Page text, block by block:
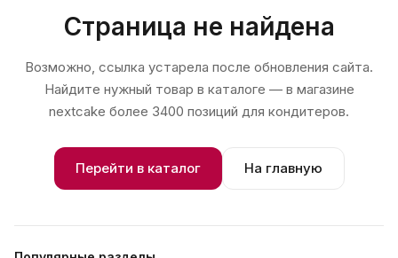
Страница не найдена
Возможно, ссылка устарела после обновления сайта.
Найдите нужный товар в каталоге — в магазине
nextcake более 3400 позиций для кондитеров.
Перейти в каталог На главную